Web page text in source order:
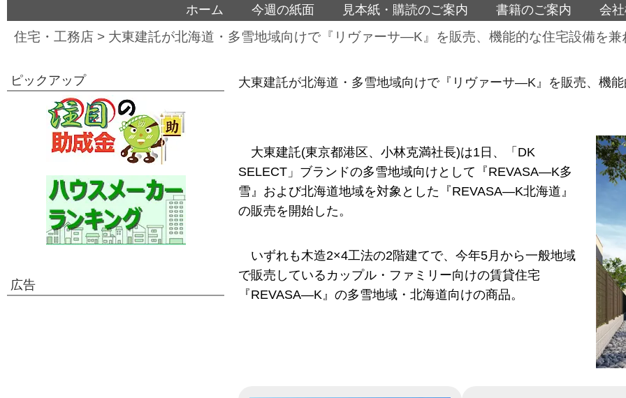
ホーム 今週の紙面 見本紙・購読のご案内 書籍のご案内 会
住宅・工務店 > 大東建託が北海道・多雪地域向けで『リヴァーサ―K』を販売、機能的な住宅設備を兼
大東建託が北海道・多雪地域向けで『リヴァーサ―K』を販売、機
大東建託(東京都港区、小林克満社長)は1日、「DK
SELECT」ブランドの多雪地域向けとして『REVASA―K多
雪』および北海道地域を対象とした『REVASA―K北海道』
の販売を開始した。
いずれも木造2×4工法の2階建てで、今年5月から一般地域
で販売しているカップル・ファミリー向けの賃貸住宅
『REVASA―K』の多雪地域・北海道向けの商品。
ピックアップ
広告